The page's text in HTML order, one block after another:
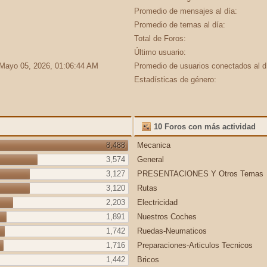
05, 2026, 01:06:44 AM
Promedio de mensajes al día:
Promedio de temas al día:
Total de Foros:
Último usuario:
Promedio de usuarios conectados al
Estadísticas de género:
8,488
3,574
3,127
3,120
2,203
1,891
1,742
1,716
1,442
10 Foros con más actividad
Mecanica
General
PRESENTACIONES Y Otros Temas
Rutas
Electricidad
Nuestros Coches
Ruedas-Neumaticos
Preparaciones-Articulos Tecnicos
Bricos